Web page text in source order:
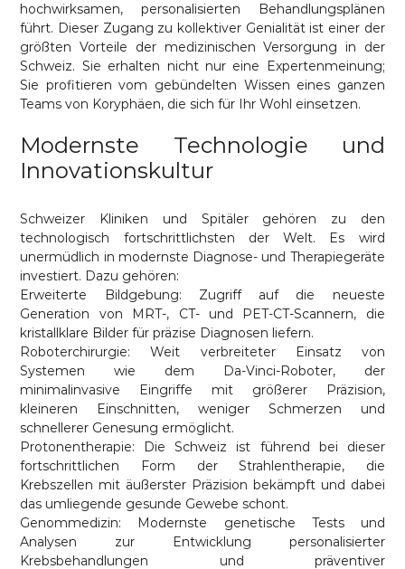
hochwirksamen, personalisierten Behandlungsplänen
führt. Dieser Zugang zu kollektiver Genialität ist einer der
größten Vorteile der medizinischen Versorgung in der
Schweiz. Sie erhalten nicht nur eine Expertenmeinung;
Sie profitieren vom gebündelten Wissen eines ganzen
Teams von Koryphäen, die sich für Ihr Wohl einsetzen.
Modernste Technologie und
Innovationskultur
Schweizer Kliniken und Spitäler gehören zu den
technologisch fortschrittlichsten der Welt. Es wird
unermüdlich in modernste Diagnose- und Therapiegeräte
investiert. Dazu gehören:
Erweiterte Bildgebung: Zugriff auf die neueste
Generation von MRT-, CT- und PET-CT-Scannern, die
kristallklare Bilder für präzise Diagnosen liefern.
Roboterchirurgie: Weit verbreiteter Einsatz von
Systemen wie dem Da-Vinci-Roboter, der
minimalinvasive Eingriffe mit größerer Präzision,
kleineren Einschnitten, weniger Schmerzen und
schnellerer Genesung ermöglicht.
Protonentherapie: Die Schweiz ist führend bei dieser
fortschrittlichen Form der Strahlentherapie, die
Krebszellen mit äußerster Präzision bekämpft und dabei
das umliegende gesunde Gewebe schont.
Genommedizin: Modernste genetische Tests und
Analysen zur Entwicklung personalisierter
Krebsbehandlungen und präventiver